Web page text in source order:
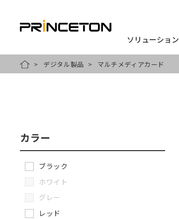
ソリューション
ソリューション
HOMEデジタル製品 マルチメディアカード
カラー
ブラック
ホワイト
グレー
レッド